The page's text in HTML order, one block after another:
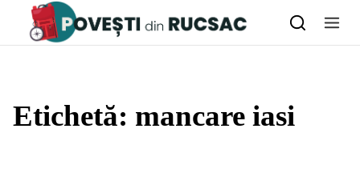
Skip to content
Etichetă: mancare iasi